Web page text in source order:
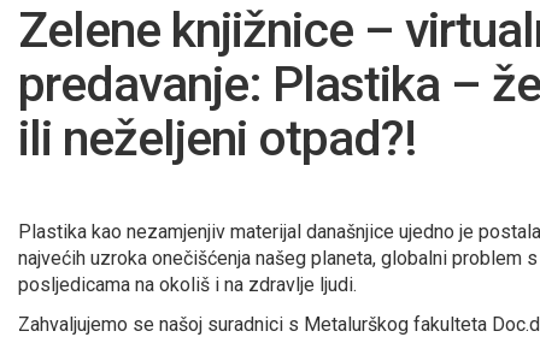
Zelene knjižnice –
predavanje: Plastika –
ili neželjeni otpad?!
Plastika kao nezamjenjiv materijal današnjice ujedno je
najvećih uzroka onečišćenja našeg planeta, globalni problem
posljedicama na okoliš i na zdravlje ljudi.
Zahvaljujemo se našoj suradnici s Metalurškog fakulteta